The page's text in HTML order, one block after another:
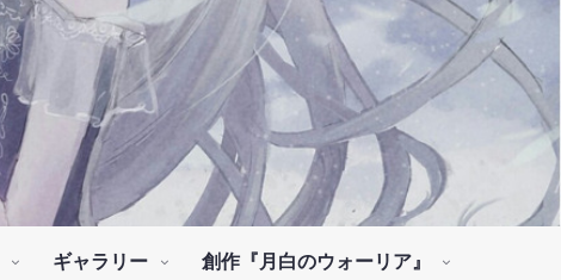
ギャラリー 創作『月白のウォーリア』